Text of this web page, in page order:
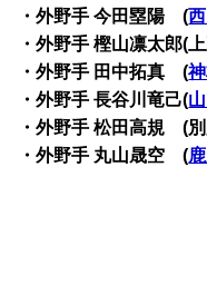
・外野手 今田塁陽 (
・外野手 樫山凛太郎(
・外野手 田中拓真 (
・外野手 長谷川竜己(
・外野手 松田高規 (
・外野手 丸山晟空 (